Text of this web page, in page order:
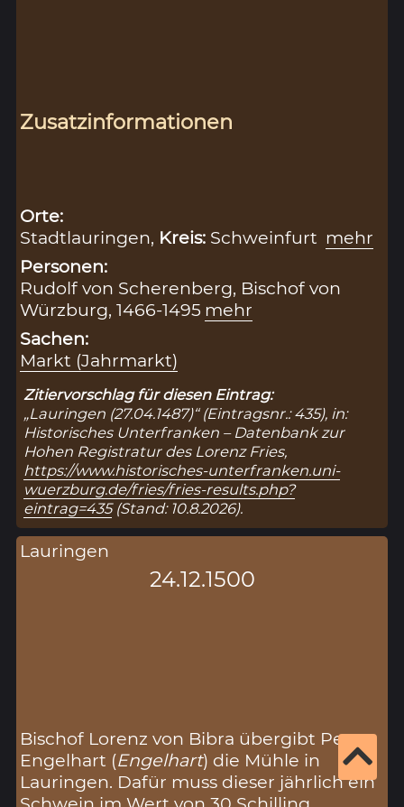
Zusatzinformationen
Orte:
Stadtlauringen, Kreis: Schweinfurt mehr
Personen:
Rudolf von Scherenberg, Bischof von
Würzburg, 1466-1495 mehr
Sachen:
Markt (Jahrmarkt)
Zitiervorschlag für diesen Eintrag:
„Lauringen (27.04.1487)“ (Eintragsnr.: 435), in:
Historisches Unterfranken – Datenbank zur
Hohen Registratur des Lorenz Fries,
https://www.historisches-unterfranken.uni-
wuerzburg.de/fries/fries-results.php?
eintrag=435(Stand: 10.8.2026).
Lauringen
24.12.1500
Bischof Lorenz von Bibra übergibt Peter
Engelhart (Engelhart) die Mühle in
Lauringen. Dafür muss dieser jährlich ein